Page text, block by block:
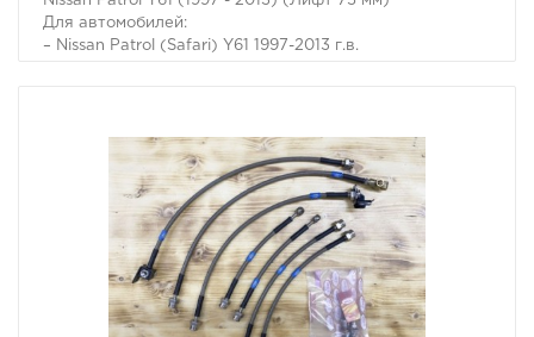
Для автомобилей:
– Nissan Patrol (Safari) Y61 1997-2013 г.в.